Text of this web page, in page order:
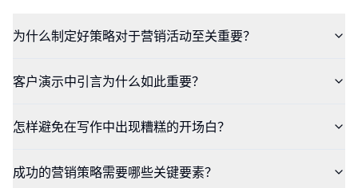
为什么制定好策略对于营销活动至关重要？
客户演示中引言为什么如此重要？
怎样避免在写作中出现糟糕的开场白？
成功的营销策略需要哪些关键要素？